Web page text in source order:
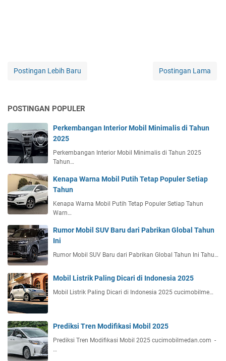
Postingan Lebih Baru Postingan Lama
POSTINGAN POPULER
Perkembangan Interior Mobil Minimalis di Tahun
2025
Perkembangan Interior Mobil Minimalis di Tahun 2025
Tahun…
Kenapa Warna Mobil Putih Tetap Populer Setiap
Tahun
Kenapa Warna Mobil Putih Tetap Populer Setiap Tahun
Warn…
Rumor Mobil SUV Baru dari Pabrikan Global Tahun
Ini
Rumor Mobil SUV Baru dari Pabrikan Global Tahun Ini Tahu…
Mobil Listrik Paling Dicari di Indonesia 2025
Mobil Listrik Paling Dicari di Indonesia 2025 cucimobilme…
Prediksi Tren Modifikasi Mobil 2025
Prediksi Tren Modifikasi Mobil 2025 cucimobilmedan.com -
…